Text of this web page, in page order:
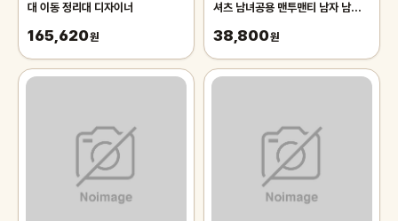
대 이동 정리대 디자이너
165,620원
셔츠 남녀공용 맨투맨티 남자 남성
38,800원